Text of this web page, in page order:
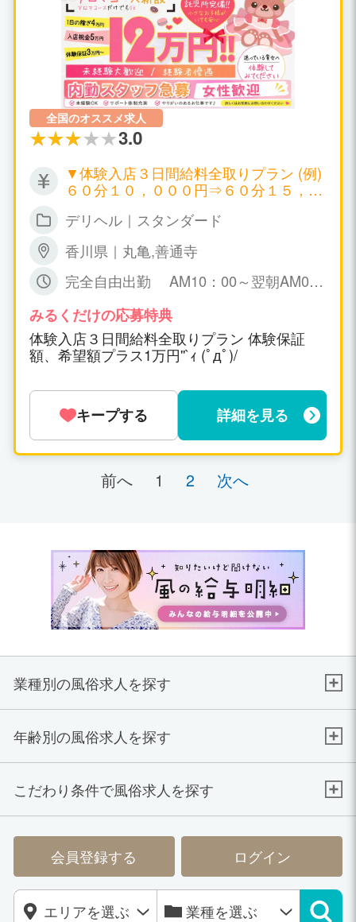
全国のオススメ求人
3.0
▼体験入店３日間給料全取りプラン (例)
６０分１０，０００円⇒６０分１５，０
０００円以上可 ▼月給１００万円以上可
万が一、暇な場合も保証給が出ます。永
久保証。 日給５０，０００円～１００，
０００円保証可能！ ▼一日だけの体験入
店ＯＫ！(体験入店給料全取り期間あ
り！) ▼オプション料金、チップ等は10
0％女の子取り。
デリヘル｜スタンダード
香川県｜丸亀,善通寺
完全自由出勤 AM10：00～翌朝AM0
も女の子の自由です！
みるくだけの応募特典
体験入店３日間給料全取りプラン 体験保証
額、希望額プラス1万円''`ｨ (ﾟдﾟ)/
キープする 詳細を見る
前へ 1 2 次へ
業種別の風俗求人を探す
年齢別の風俗求人を探す
こだわり条件で風俗求人を探す
会員登録する ログイン